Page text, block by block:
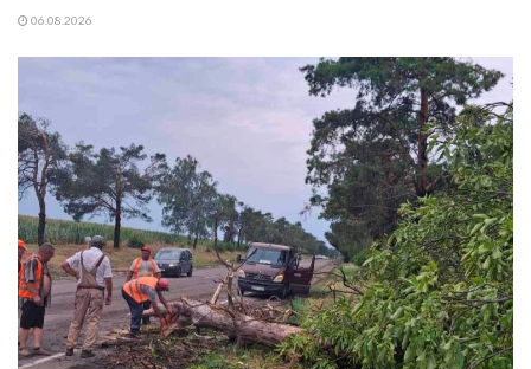
06.08.2026